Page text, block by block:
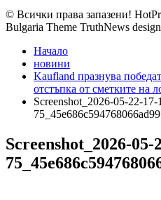
© Всички права запазени!
Bulgaria Theme TruthNews
Начало
новини
Kaufland празнува
отстъпка от сметките на
Screenshot_2026-05-22-17-
Screenshot_2026-05-